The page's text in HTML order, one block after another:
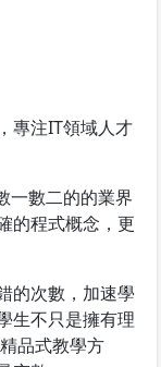
專注IT領域人才
一數二的的業界
的程式概念，更
的次數，加速學
生不只是擁有理
品式教學方